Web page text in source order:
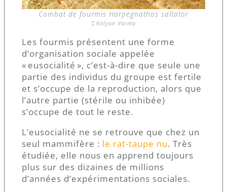
Combat de fourmis Harpegnathos saltator
Kalyan Varma
Les fourmis présentent une forme
d’organisation sociale appelée
« eusocialité », c’est-à-dire que seule une
partie des individus du groupe est fertile
et s’occupe de la reproduction, alors que
l’autre partie (stérile ou inhibée)
s’occupe de tout le reste.
L’eusocialité ne se retrouve que chez un
seul mammifère : le rat-taupe nu. Très
étudiée, elle nous en apprend toujours
plus sur des dizaines de millions
d’années d’expérimentations sociales.